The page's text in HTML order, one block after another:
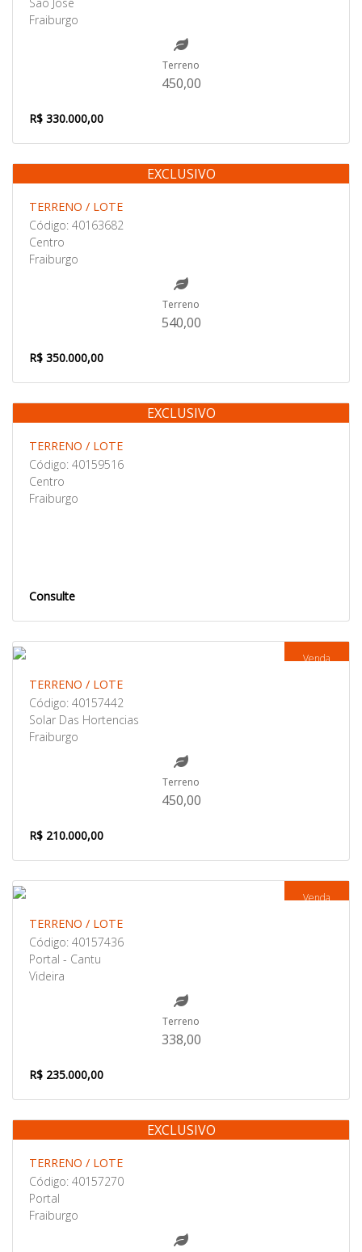
Fraiburgo
Terreno
450,00
R$ 330.000,00
Venda
EXCLUSIVO
TERRENO / LOTE
Código: 40163682
Centro
Fraiburgo
Terreno
540,00
R$ 350.000,00
Venda
EXCLUSIVO
TERRENO / LOTE
Código: 40159516
Centro
Fraiburgo
Consulte
Venda
TERRENO / LOTE
Código: 40157442
Solar Das Hortencias
Fraiburgo
Terreno
450,00
R$ 210.000,00
Venda
TERRENO / LOTE
Código: 40157436
Portal - Cantu
Videira
Terreno
338,00
R$ 235.000,00
Venda
EXCLUSIVO
TERRENO / LOTE
Código: 40157270
Portal
Fraiburgo